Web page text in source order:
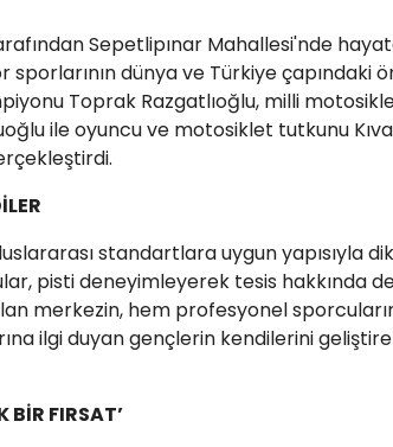
Sepetlipınar Mahallesi'nde
dünya ve Türkiye çapındaki
Toprak Razgatlıoğlu, milli
ile oyuncu ve motosiklet tutkunu
standartlara uygun yapısıyla
pisti deneyimleyerek tesis hakkında
merkezin, hem profesyonel
ilgi duyan gençlerin kendilerini
BİR FIRSAT’